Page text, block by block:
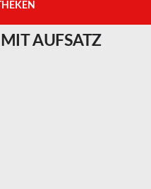
THEKEN
MIT AUFSATZ